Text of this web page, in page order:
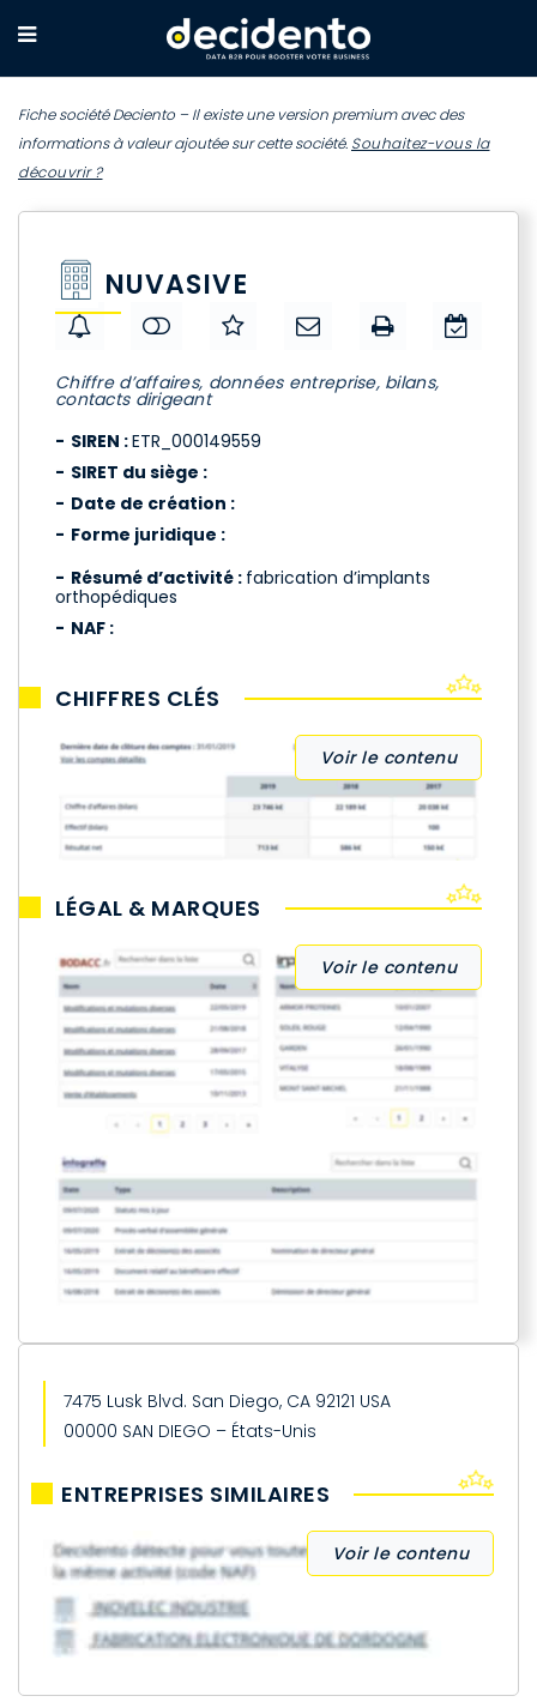
Fiche société Deciento – Il existe une version premium avec des
informations à valeur ajoutée sur cette société. Souhaitez-vous la
découvrir ?
NUVASIVE
Chiffre d’affaires, données entreprise, bilans,
contacts dirigeant
SIREN :ETR_000149559
SIRET du siège :
Date de création :
Forme juridique :
Résumé d’activité : fabrication d’implants
orthopédiques
NAF :
CHIFFRES CLÉS
Voir le contenu
LÉGAL & MARQUES
Voir le contenu
7475 Lusk Blvd. San Diego, CA 92121 USA
00000 SAN DIEGO – États-Unis
ENTREPRISES SIMILAIRES
Voir le contenu